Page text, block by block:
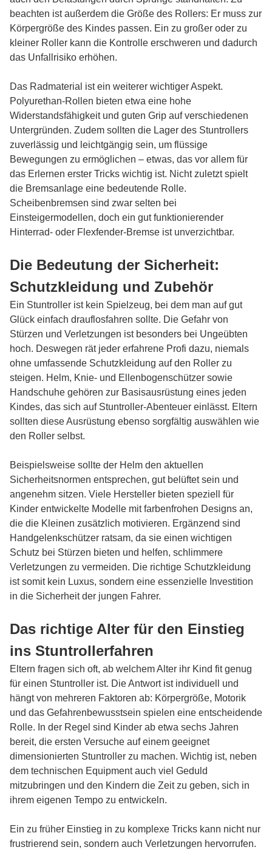
beachten ist außerdem die Größe des Rollers: Er muss zur
Körpergröße des Kindes passen. Ein zu großer oder zu
kleiner Roller kann die Kontrolle erschweren und dadurch
das Unfallrisiko erhöhen.
Das Radmaterial ist ein weiterer wichtiger Aspekt.
Polyurethan-Rollen bieten etwa eine hohe
Widerstandsfähigkeit und guten Grip auf verschiedenen
Untergründen. Zudem sollten die Lager des Stuntrollers
zuverlässig und leichtgängig sein, um flüssige
Bewegungen zu ermöglichen – etwas, das vor allem für
das Erlernen erster Tricks wichtig ist. Nicht zuletzt spielt
die Bremsanlage eine bedeutende Rolle.
Scheibenbremsen sind zwar selten bei
Einsteigermodellen, doch ein gut funktionierender
Hinterrad- oder Flexfender-Bremse ist unverzichtbar.
Die Bedeutung der Sicherheit:
Schutzkleidung und Zubehör
Ein Stuntroller ist kein Spielzeug, bei dem man auf gut
Glück einfach drauflosfahren sollte. Die Gefahr von
Stürzen und Verletzungen ist besonders bei Ungeübten
hoch. Deswegen rät jeder erfahrene Profi dazu, niemals
ohne umfassende Schutzkleidung auf den Roller zu
steigen. Helm, Knie- und Ellenbogenschützer sowie
Handschuhe gehören zur Basisausrüstung eines jeden
Kindes, das sich auf Stuntroller-Abenteuer einlässt. Eltern
sollten diese Ausrüstung ebenso sorgfältig auswählen wie
den Roller selbst.
Beispielsweise sollte der Helm den aktuellen
Sicherheitsnormen entsprechen, gut belüftet sein und
angenehm sitzen. Viele Hersteller bieten speziell für
Kinder entwickelte Modelle mit farbenfrohen Designs an,
die die Kleinen zusätzlich motivieren. Ergänzend sind
Handgelenkschützer ratsam, da sie einen wichtigen
Schutz bei Stürzen bieten und helfen, schlimmere
Verletzungen zu vermeiden. Die richtige Schutzkleidung
ist somit kein Luxus, sondern eine essenzielle Investition
in die Sicherheit der jungen Fahrer.
Das richtige Alter für den Einstieg
ins Stuntrollerfahren
Eltern fragen sich oft, ab welchem Alter ihr Kind fit genug
für einen Stuntroller ist. Die Antwort ist individuell und
hängt von mehreren Faktoren ab: Körpergröße, Motorik
und das Gefahrenbewusstsein spielen eine entscheidende
Rolle. In der Regel sind Kinder ab etwa sechs Jahren
bereit, die ersten Versuche auf einem geeignet
dimensionierten Stuntroller zu machen. Wichtig ist, neben
dem technischen Equipment auch viel Geduld
mitzubringen und den Kindern die Zeit zu geben, sich in
ihrem eigenen Tempo zu entwickeln.
Ein zu früher Einstieg in zu komplexe Tricks kann nicht nur
frustrierend sein, sondern auch Verletzungen hervorrufen.